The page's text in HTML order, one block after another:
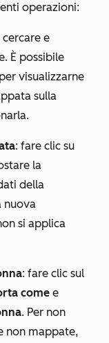
operazioni:
cercare e
È possibile
visualizzarne
sulla
: fare clic su
la
della
nuova
si applica
: fare clic sul
come e
. Per non
non mappate,